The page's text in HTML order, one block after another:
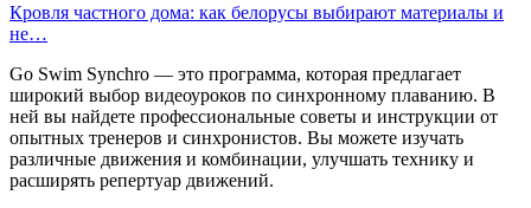
Кровля частного дома: как белорусы выбирают материалы и
не…
Go Swim Synchro — это программа, которая предлагает
широкий выбор видеоуроков по синхронному плаванию. В
ней вы найдете профессиональные советы и инструкции от
опытных тренеров и синхронистов. Вы можете изучать
различные движения и комбинации, улучшать технику и
расширять репертуар движений.